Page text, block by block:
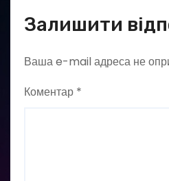
Залишити
Ваша e-mail адреса не
Коментар *